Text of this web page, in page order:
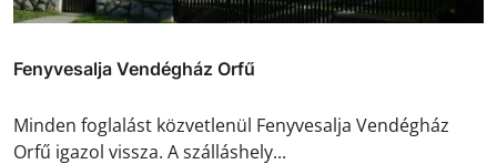
Fenyvesalja Vendégház Orfű
Minden foglalást közvetlenül Fenyvesalja Vendégház
Orfű igazol vissza. A szálláshely...